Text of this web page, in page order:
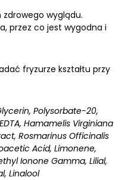
zdrowego wyglądu.
przez co jest wygodna i
fryzurze kształtu przy
Polysorbate-20,
Hamamelis Virginiana
Rosmarinus Officinalis
Acid, Limonene,
Ionone Gamma, Lilial,
Linalool